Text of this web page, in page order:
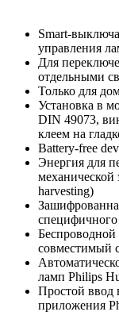
Smart-
управления
Для
отдельными
Только для
Установка в
DIN 49073,
клеем на
Battery-free
Энергия для
механической
harvesting)
специфичного
Беспроводной
совместимый
ламп Philips
Простой ввод
приложения